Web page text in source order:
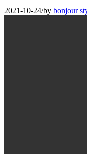
2021-10-24/by bonjour